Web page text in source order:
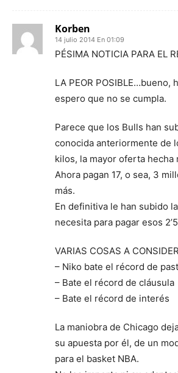
Korben
14 julio 2014 En 01:09
PÉSIMA NOTICIA PARA EL
LA PEOR POSIBLE…bueno,
espero que no se cumpla.
Parece que los Bulls han
conocida anteriormente de
kilos, la mayor oferta hecha
Ahora pagan 17, o sea, 3
más.
En definitiva le han subido
necesita para pagar esos
VARIAS COSAS A
– Niko bate el récord de
– Bate el récord de cláusula
– Bate el récord de interés
La maniobra de Chicago
su apuesta por él, de un
para el basket NBA.